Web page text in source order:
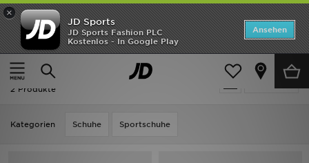
×
JD Sports
JD Sports Fashion PLC
Kostenlos - In Google Play
Ansehen
Startseite
Kickers
verfeinern
Kickers
2 Produkte
Kategorien Schuhe Sportschuhe
Startseite
ANGEBOTE
Marken